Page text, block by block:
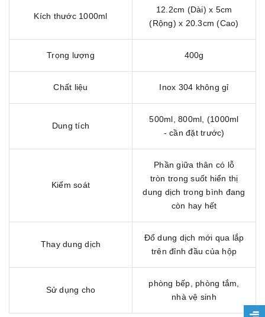
Kích thước 1000ml
12.2cm (Dài) x 5cm
(Rộng) x 20.3cm (Cao)
Trọng lượng 400g
Chất liệu Inox 304 không gỉ
Dung tích
500ml, 800ml, (1000ml
- cần đặt trước)
Kiểm soát
Phần giữa thân có lỗ
tròn trong suốt hiển thị
dung dịch trong bình đang
còn hay hết
Thay dung dịch
Đổ dung dịch mới qua lắp
trên đỉnh đầu của hộp
Sử dụng cho
phòng bếp, phòng tắm,
nhà vệ sinh